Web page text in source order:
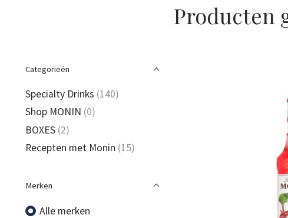
Producten
Categorieën
Specialty Drinks (140)
Shop MONIN (0)
BOXES (2)
Recepten met Monin (15)
Merken
Alle merken